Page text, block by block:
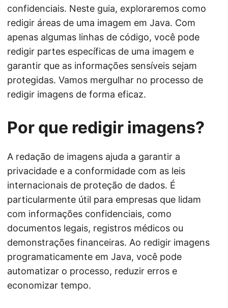
confidenciais. Neste guia, exploraremos como
redigir áreas de uma imagem em Java. Com
apenas algumas linhas de código, você pode
redigir partes específicas de uma imagem e
garantir que as informações sensíveis sejam
protegidas. Vamos mergulhar no processo de
redigir imagens de forma eficaz.
Por que redigir imagens?
A redação de imagens ajuda a garantir a
privacidade e a conformidade com as leis
internacionais de proteção de dados. É
particularmente útil para empresas que lidam
com informações confidenciais, como
documentos legais, registros médicos ou
demonstrações financeiras. Ao redigir imagens
programaticamente em Java, você pode
automatizar o processo, reduzir erros e
economizar tempo.